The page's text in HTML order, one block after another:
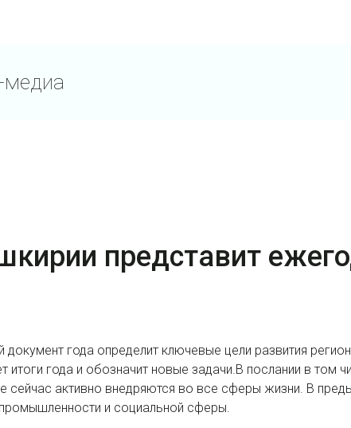
медиа
представит
документ года определит ключевые цели развития
итоги года и обозначит новые задачи.В послании в том
сейчас активно внедряются во все сферы жизни. В
и социальной сферы.